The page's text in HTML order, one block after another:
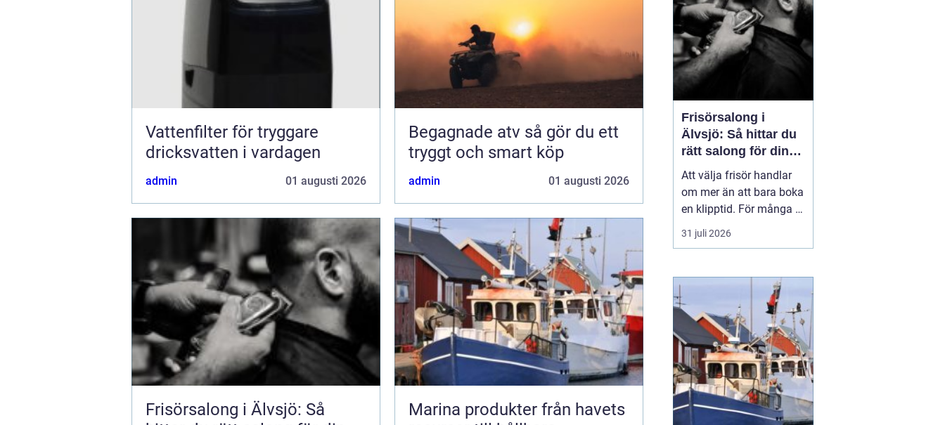
Vattenfilter för tryggare
dricksvatten i vardagen
admin 01 augusti 2026
Begagnade atv så gör du ett
tryggt och smart köp
admin 01 augusti 2026
Frisörsalong i Älvsjö: Så
Marina produkter från havets
eftertanke. Den som vill
köpa
Frisörsalong i
Älvsjö: Så hittar du
rätt salong för din
stil och vardag
Att välja frisör handlar
om mer än att bara boka
en klipptid. För många är
frisörbesöket en paus i
vardagen, en chans att
känna sig mer som sig
själv. I Älvsjö fi...
31 juli 2026